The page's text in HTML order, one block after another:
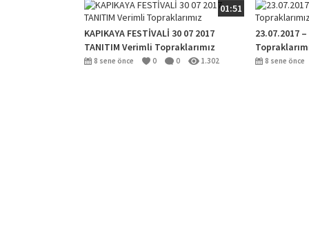
01:51
KAPIKAYA FESTİVALİ 30 07 2017
TANITIM Verimli Topraklarımız
8 sene önce 0 0 1.302
23.07.2017
8 sene önce